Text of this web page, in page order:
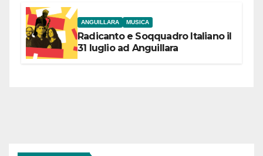
ANGUILLARA MUSICA
Radicanto e Soqquadro Italiano il
31 luglio ad Anguillara